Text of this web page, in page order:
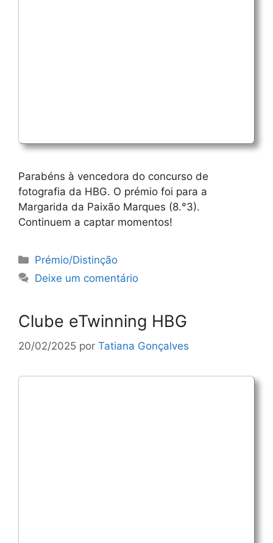
Parabéns à vencedora do concurso de
fotografia da HBG. O prémio foi para a
Margarida da Paixão Marques (8.°3).
Continuem a captar momentos!
Categorias
Prémio/Distinção
Deixe um comentário
Clube eTwinning HBG
20/02/2025 por Tatiana Gonçalves